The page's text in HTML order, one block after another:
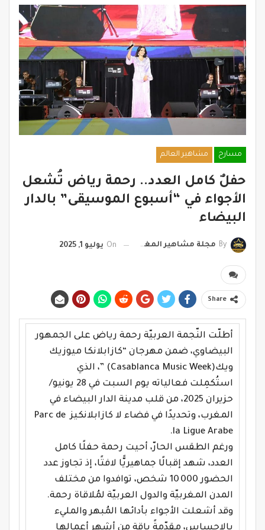
مسارح مشاهير العالم
حفلٌ كامل العدد.. رحمة رياض تُشعل
الأجواء في “أسبوع الموسيقى” بالدار
البيضاء
By مجلة مشاهير المغرب On يوليو 1, 2025
Share
أطلّت النّجمة العربيّة رحمة رياض على الجمهور
البيضاوي، ضمن مهرجان “كازابلانكا ميوزيك
ويك” (Casablanca Music Week)، الذي
استُكمِلت فعالياته يوم السبت في 28 يونيو/
حزيران 2025، من قلب مدينة الدار البيضاء في
المغرب، وتحديدًا في فضاء لا كازابلانكيز Parc de
la Ligue Arabe.
ورغم الطقس الحارّ، أحيت رحمة حفلًا كامل
العدد، شهد إقبالًا جماهيريًّا لافتًا، إذ تجاوز عدد
الحضور 10 000 شخص، توافدوا من مختلف
المدن المغربيّة والدول العربيّة لمُلاقاة رحمة.
وقد أشعلت الأجواء بأدائها المُبهر والمليء